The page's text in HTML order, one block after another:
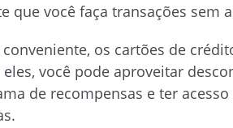
que você faça transações sem
os cartões de
você pode aproveitar
de recompensas e ter